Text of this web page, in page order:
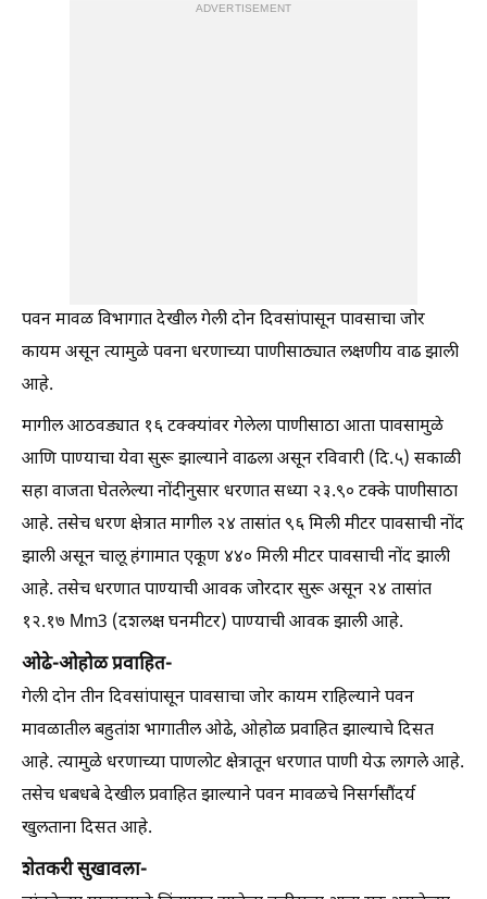
ADVERTISEMENT
पवन मावळ विभागात देखील गेली दोन दिवसांपासून पावसाचा जोर
कायम असून त्यामुळे पवना धरणाच्या पाणीसाठ्यात लक्षणीय वाढ झाली
आहे.
मागील आठवड्यात १६ टक्क्यांवर गेलेला पाणीसाठा आता पावसामुळे
आणि पाण्याचा येवा सुरू झाल्याने वाढला असून रविवारी (दि.५) सकाळी
सहा वाजता घेतलेल्या नोंदीनुसार धरणात सध्या २३.९० टक्के पाणीसाठा
आहे. तसेच धरण क्षेत्रात मागील २४ तासांत ९६ मिली मीटर पावसाची नोंद
झाली असून चालू हंगामात एकूण ४४० मिली मीटर पावसाची नोंद झाली
आहे. तसेच धरणात पाण्याची आवक जोरदार सुरू असून २४ तासांत
१२.१७ Mm3 (दशलक्ष घनमीटर) पाण्याची आवक झाली आहे.
ओढे-ओहोळ प्रवाहित-
गेली दोन तीन दिवसांपासून पावसाचा जोर कायम राहिल्याने पवन
मावळातील बहुतांश भागातील ओढे, ओहोळ प्रवाहित झाल्याचे दिसत
आहे. त्यामुळे धरणाच्या पाणलोट क्षेत्रातून धरणात पाणी येऊ लागले आहे.
तसेच धबधबे देखील प्रवाहित झाल्याने पवन मावळचे निसर्गसौंदर्य
खुलताना दिसत आहे.
शेतकरी सुखावला-